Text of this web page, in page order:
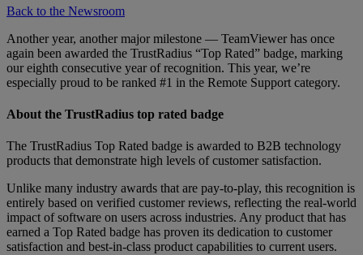
Back to the Newsroom
Another year, another major milestone — TeamViewer has once
again been awarded the TrustRadius “Top Rated” badge, marking
our eighth consecutive year of recognition. This year, we’re
especially proud to be ranked #1 in the Remote Support category.
About the TrustRadius top rated badge
The TrustRadius Top Rated badge is awarded to B2B technology
products that demonstrate high levels of customer satisfaction.
Unlike many industry awards that are pay-to-play, this recognition is
entirely based on verified customer reviews, reflecting the real-world
impact of software on users across industries. Any product that has
earned a Top Rated badge has proven its dedication to customer
satisfaction and best-in-class product capabilities to current users.